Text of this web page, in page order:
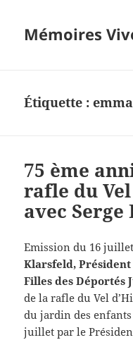
Mémoires
Étiquette :
75 ème
rafle du
avec
Emission du 16
Klarsfeld, Président
Filles des Déportés
de la rafle du Vel
du jardin des
juillet par le